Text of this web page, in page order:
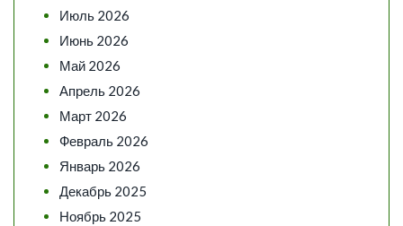
Июль 2026
Июнь 2026
Май 2026
Апрель 2026
Март 2026
Февраль 2026
Январь 2026
Декабрь 2025
Ноябрь 2025